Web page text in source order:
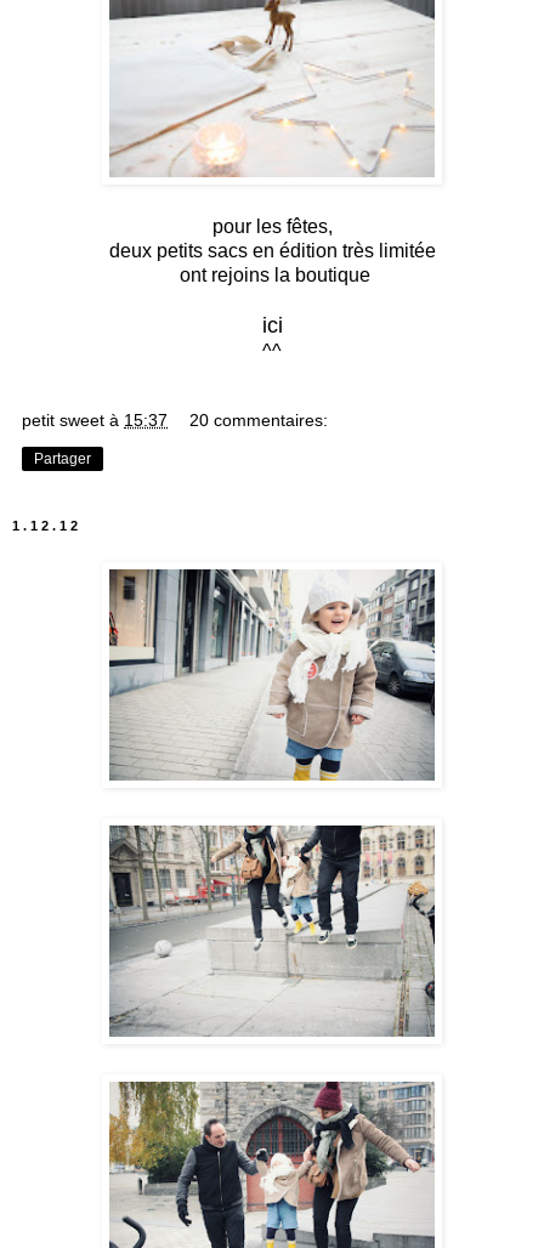
pour les fêtes,
deux petits sacs en édition très limitée
ont rejoins la boutique
ici
^^
petit sweet à 15:37 20 commentaires:
Partager
1.12.12